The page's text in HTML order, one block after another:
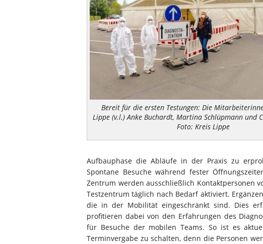
Bereit für die ersten Testungen: Die
Lippe (v.l.) Anke Buchardt, Martina Schlüpmann und
Foto: Kreis Lippe
Aufbauphase die Abläufe in der Praxis zu
Spontane Besuche während fester
Zentrum werden ausschließlich Kontaktpersonen
Testzentrum täglich nach Bedarf aktiviert.
die in der Mobilität eingeschränkt sind. Dies
profitieren dabei von den Erfahrungen des
für Besuche der mobilen Teams. So ist es
Terminvergabe zu schalten, denn die Personen